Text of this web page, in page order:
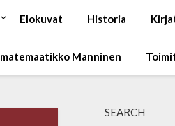
Elokuvat Historia
Manninen
SEARCH